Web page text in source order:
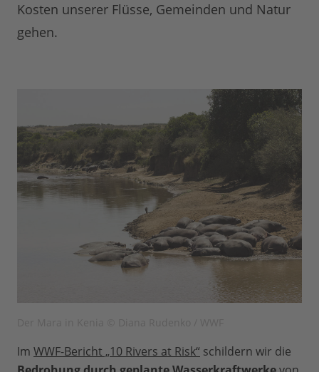
Kosten unserer Flüsse, Gemeinden und Natur
gehen.
Im WWF-Bericht „10 Rivers at Risk“ schildern wir die